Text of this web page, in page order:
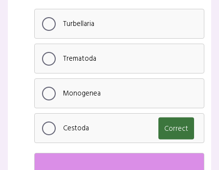
Turbellaria
Trematoda
Monogenea
Cestoda Correct